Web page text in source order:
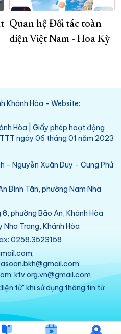
Quan hệ Đối tác toàn
diện Việt Nam - Hoa Kỳ
Khánh Hòa - Website:
Hòa | Giấy phép hoạt động
ngày 06 tháng 01 năm 2023
- Nguyễn Xuân Duy - Cung Phú
Bình Tân, phường Nam Nha
phường Bảo An, Khánh Hòa
Nha Trang, Khánh Hòa
0258.3523158
ktv.org.vn@gmail.com
tử" khi sử dụng thông tin từ